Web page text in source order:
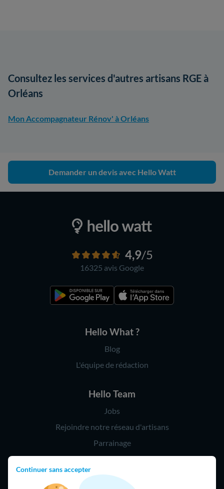
Continuer sans accepter
Consultez les services d'autres artisans RGE à
Orléans
Mon Accompagnateur Rénov' à Orléans
Demander un devis avec Hello Watt
4,9/5
16325 avis Google
Hello What ?
Blog
L'équipe de rédaction
Hello Team
Jobs
Rejoindre notre réseau d'artisans
Parrainage
Hello !